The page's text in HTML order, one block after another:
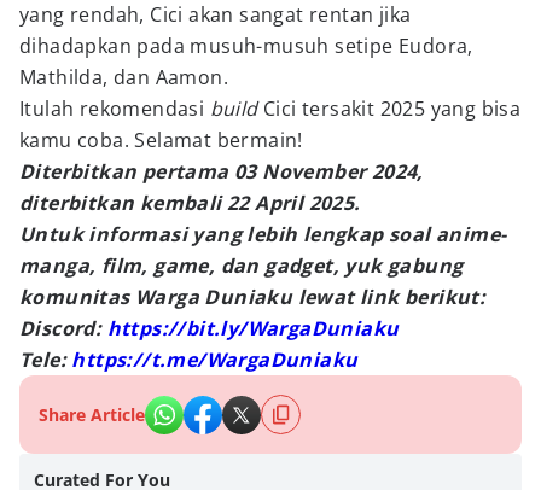
yang rendah, Cici akan sangat rentan jika
dihadapkan pada musuh-musuh setipe Eudora,
Mathilda, dan Aamon.
Itulah rekomendasi buildCici tersakit 2025 yang bisa
kamu coba. Selamat bermain!
Diterbitkan pertama 03 November 2024,
diterbitkan kembali 22 April 2025.
Untuk informasi yang lebih lengkap soal anime-
manga, film, game, dan gadget, yuk gabung
komunitas Warga Duniaku lewat link berikut:
Discord: https://bit.ly/WargaDuniaku
Tele:https://t.me/WargaDuniaku
Share Article
Curated For You